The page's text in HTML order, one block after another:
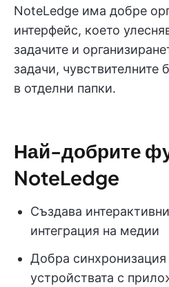
NoteLedge има добре
интерфейс, което
задачите и
задачи, чувствителните
в отделни папки.
Най-добрите
NoteLedge
Създава
интеграция на медии
Добра
устройствата с